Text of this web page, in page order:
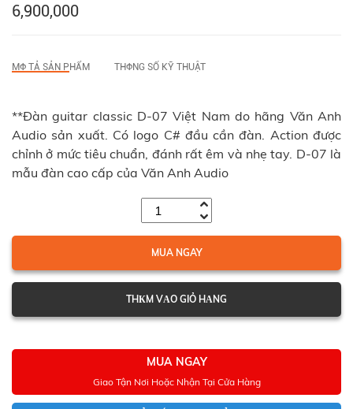
6,900,000
MФ TẢ SẢN PHẨM THФNG SỐ KỸ THUẬT
**Đàn guitar classic D-07 Việt Nam do hãng Văn Anh
Audio sản xuất. Có logo C# đầu cần đàn. Action được
chỉnh ở mức tiêu chuẩn, đánh rất êm và nhẹ tay. D-07 là
mẫu đàn cao cấp của Văn Anh Audio
MUA NGAY
THКM VАO GIỎ HАNG
MUA NGAY
Giao Tận Nơi Hoặc Nhận Tại Cửa Hàng